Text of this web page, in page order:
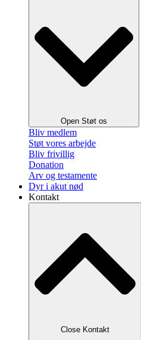
Open Støt os
Bliv medlem
Støt vores arbejde
Bliv frivillig
Donation
Arv og testamente
Dyr i akut nød
Kontakt
Close Kontakt